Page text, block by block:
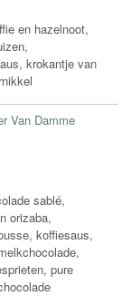
en hazelnoot,
krokantje van
Van Damme
sablé,
orizaba,
koffiesaus,
pure